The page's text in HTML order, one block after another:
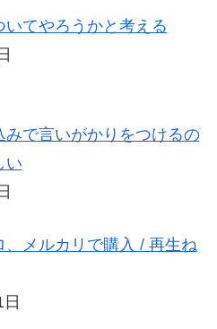
いてやろうかと考える
みで言いがかりをつけるの
い
、メルカリで購入 / 再生ね